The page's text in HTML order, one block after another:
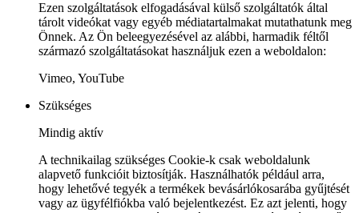
Ezen szolgáltatások elfogadásával külső szolgáltatók által
tárolt videókat vagy egyéb médiatartalmakat mutathatunk meg
Önnek. Az Ön beleegyezésével az alábbi, harmadik féltől
származó szolgáltatásokat használjuk ezen a weboldalon:
Vimeo, YouTube
Szükséges
Mindig aktív
A technikailag szükséges Cookie-k csak weboldalunk
alapvető funkcióit biztosítják. Használhatók például arra,
hogy lehetővé tegyék a termékek bevásárlókosarába gyűjtését
vagy az ügyfélfiókba való bejelentkezést. Ez azt jelenti, hogy